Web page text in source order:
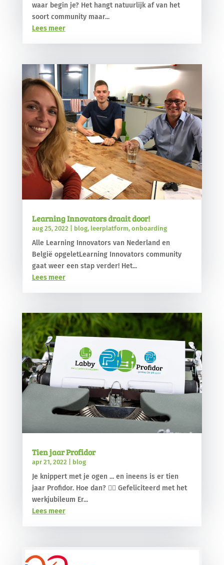
waar begin je? Het hangt natuurlijk af van het
soort community maar...
Lees meer
Learning Innovators draait door!
aug 25, 2022 blog, leerplatform, onboarding
Alle Learning Innovators van Nederland en
België opgeletLearning Innovators community
gaat weer een stap verder! Het...
Lees meer
Tien jaar Profidor
apr 21, 2022 blog
Je knippert met je ogen ... en ineens is er tien
jaar Profidor. Hoe dan? 🤷‍♂️ Gefeliciteerd met het
werkjubileum Er...
Lees meer